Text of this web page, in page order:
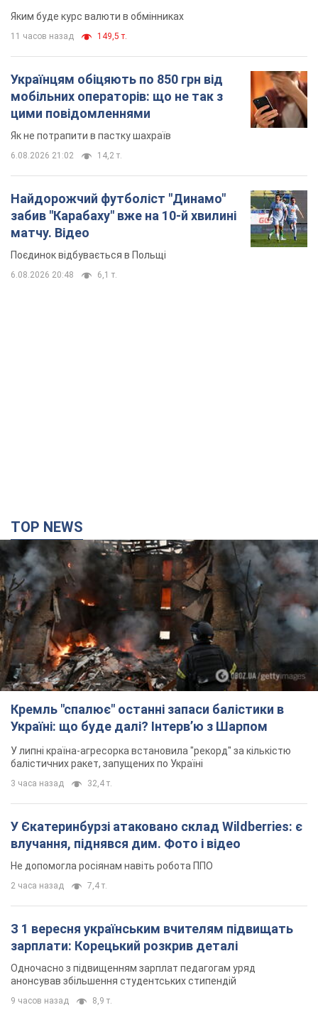
Яким буде курс валюти в обмінниках
11 часов назад 149,5 т.
Українцям обіцяють по 850 грн від
мобільних операторів: що не так з
цими повідомленнями
Як не потрапити в пастку шахраїв
6.08.2026 21:02 14,2 т.
Найдорожчий футболіст "Динамо"
забив "Карабаху" вже на 10-й хвилині
матчу. Відео
Поєдинок відбувається в Польщі
6.08.2026 20:48 6,1 т.
TOP NEWS
Кремль "спалює" останні запаси балістики в
Україні: що буде далі? Інтерв’ю з Шарпом
У липні країна-агресорка встановила "рекорд" за кількістю
балістичних ракет, запущених по Україні
3 часа назад 32,4 т.
У Єкатеринбурзі атаковано склад Wildberries: є
влучання, піднявся дим. Фото і відео
Не допомогла росіянам навіть робота ППО
2 часа назад 7,4 т.
З 1 вересня українським вчителям підвищать
зарплати: Корецький розкрив деталі
Одночасно з підвищенням зарплат педагогам уряд
анонсував збільшення студентських стипендій
9 часов назад 8,9 т.